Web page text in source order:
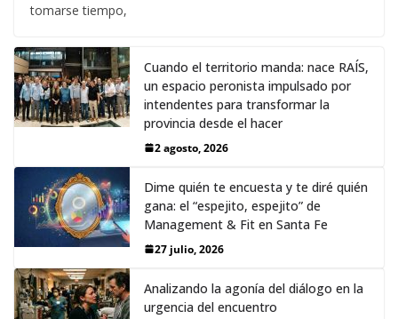
tomarse tiempo,
Cuando el territorio manda: nace RAÍS,
un espacio peronista impulsado por
intendentes para transformar la
provincia desde el hacer
2 agosto, 2026
Dime quién te encuesta y te diré quién
gana: el “espejito, espejito” de
Management & Fit en Santa Fe
27 julio, 2026
Analizando la agonía del diálogo en la
urgencia del encuentro